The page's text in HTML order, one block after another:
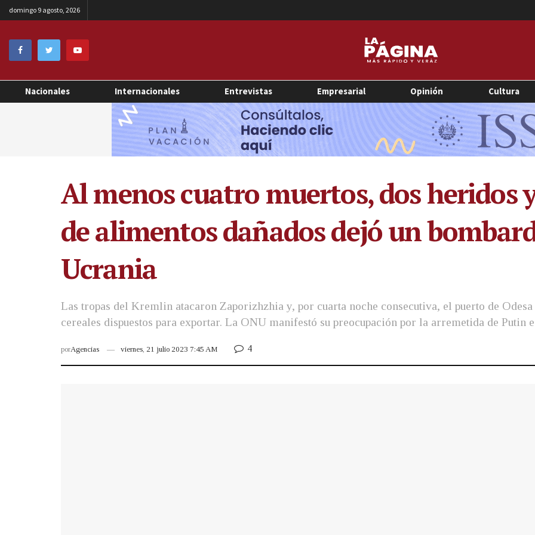
domingo 9 agosto, 2026
Nacionales Internacionales Entrevistas Empresarial Opinión Cultura
Al menos cuatro muertos, dos heridos
de alimentos dañados dejó un
Ucrania
Las tropas del Kremlin atacaron Zaporizhzhia y, por cuarta noche consecutiva, el puerto de Odesa
cereales dispuestos para exportar. La ONU manifestó su preocupación por la arremetida de Putin
porAgencias viernes, 21 julio 2023 7:45 AM 4